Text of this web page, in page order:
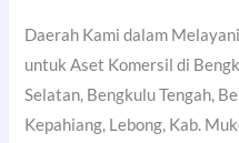
Daerah Kami dalam
untuk Aset Komersil di
Selatan, Bengkulu Tengah,
Kepahiang, Lebong, Kab.